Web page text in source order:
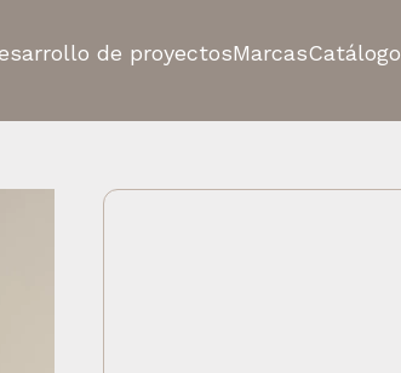
de proyectosMarcasCatálogo